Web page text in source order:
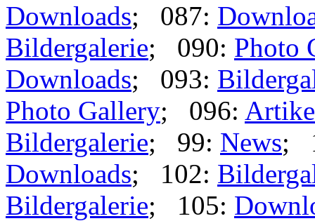
Downloads; 087:
Bildergalerie; 090: Photo
Downloads; 093:
Photo Gallery; 096:
Bildergalerie; 99: News;
Downloads; 102:
Bildergalerie; 105: